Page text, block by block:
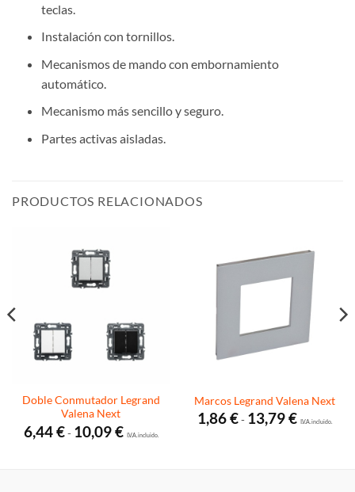
teclas.
Instalación con tornillos.
Mecanismos de mando con embornamiento
automático.
Mecanismo más sencillo y seguro.
Partes activas aisladas.
PRODUCTOS RELACIONADOS
Doble Conmutador Legrand
Valena Next
6,44€ - 10,09€Rango
de
I.V.A. incluido.
Marcos Legrand Valena Next
1,86€ - 13,79€Rango
de
I.V.A. incluido.